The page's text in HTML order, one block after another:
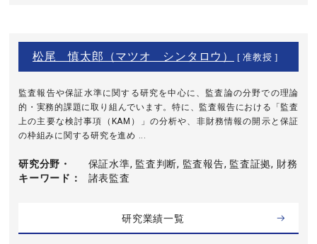
松尾 慎太郎（マツオ シンタロウ） [ 准教授 ]
監査報告や保証水準に関する研究を中心に、監査論の分野での理論
的・実務的課題に取り組んでいます。特に、監査報告における「監査
上の主要な検討事項（KAM）」の分析や、非財務情報の開示と保証
の枠組みに関する研究を進め ...
研究分野・
キーワード
保証水準, 監査判断, 監査報告, 監査証拠, 財務
諸表監査
研究業績一覧